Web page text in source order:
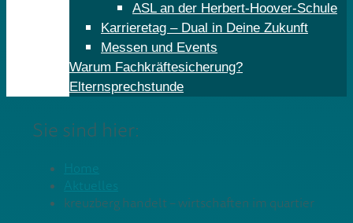
ASL an der Herbert-Hoover-Schule
Karrieretag – Dual in Deine Zukunft
Messen und Events
Warum Fachkräftesicherung?
Elternsprechstunde
Sie sind hier:
Home
Aktuelles
kreuzberg handelt – wirtschaften im quartier